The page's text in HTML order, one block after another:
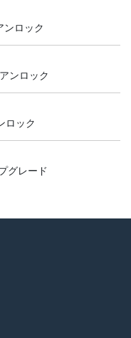
ンロック
ンロック
ロック
グレード